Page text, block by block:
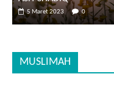
5 Maret 2023 0
MUSLIMAH